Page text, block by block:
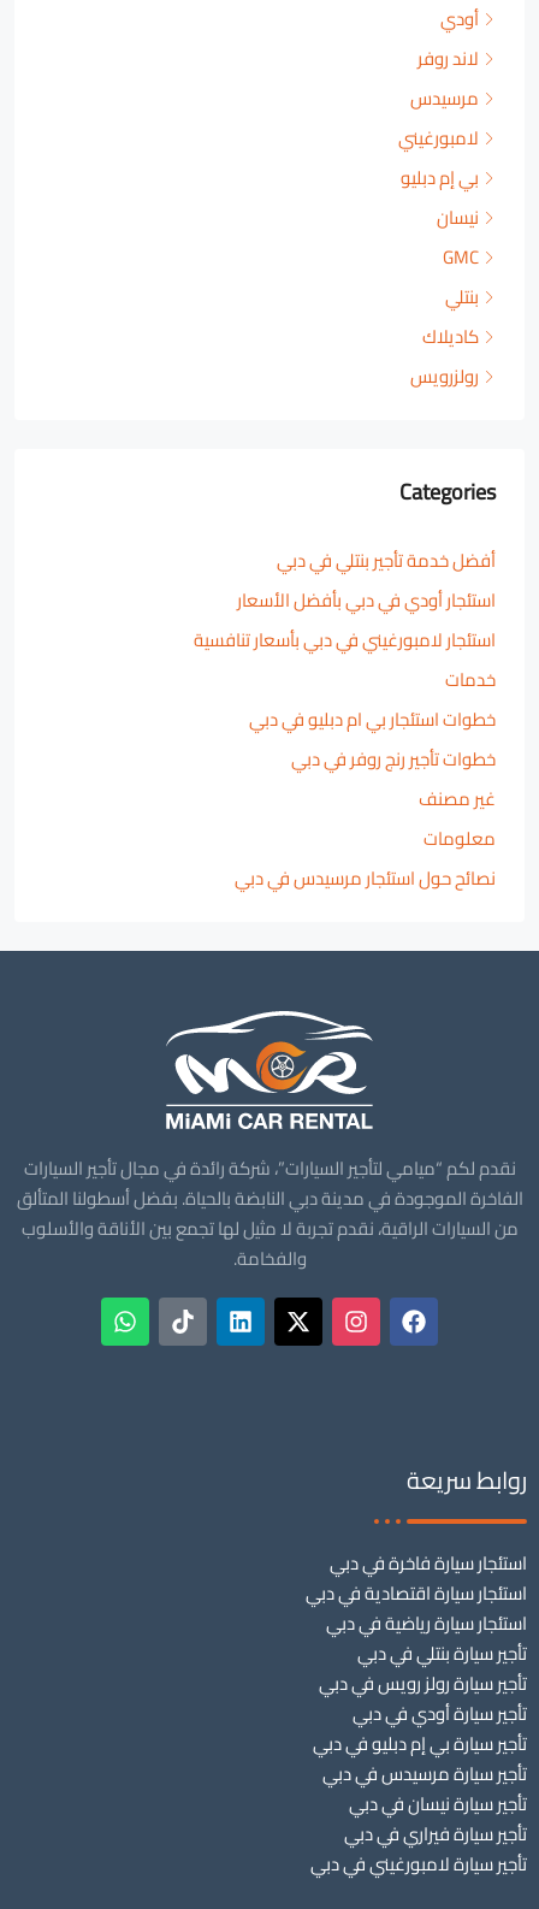
أودي
لاند روفر
مرسيدس
لامبورغيني
بي إم دبليو
نيسان
GMC
بنتلي
كاديلاك
رولزرويس
Categories
أفضل خدمة تأجير بنتلي في دبي
استئجار أودي في دبي بأفضل الأسعار
استئجار لامبورغيني في دبي بأسعار تنافسية
خدمات
خطوات استئجار بي ام دبليو في دبي
خطوات تأجير رنج روفر في دبي
غير مصنف
معلومات
نصائح حول استئجار مرسيدس في دبي
نقدم لكم “ميامي لتأجير السيارات”، شركة رائدة في مجال تأجير السيارات
الفاخرة الموجودة في مدينة دبي النابضة بالحياة. بفضل أسطولنا المتألق
من السيارات الراقية، نقدم تجربة لا مثيل لها تجمع بين الأناقة والأسلوب
والفخامة.
روابط سريعة
استئجار سيارة فاخرة في دبي
استئجار سيارة اقتصادية في دبي
استئجار سيارة رياضية في دبي
تأجير سيارة بنتلي في دبي
تأجير سيارة رولز رويس في دبي
تأجير سيارة أودي في دبي
تأجير سيارة بي إم دبليو في دبي
تأجير سيارة مرسيدس في دبي
تأجير سيارة نيسان في دبي
تأجير سيارة فيراري في دبي
تأجير سيارة لامبورغيني في دبي